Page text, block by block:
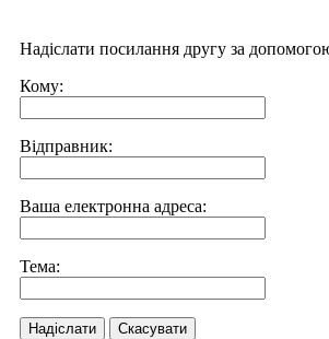
Надіслати посилання другу за
Кому:
Відправник:
Ваша електронна адреса:
Тема:
Надіслати Скасувати